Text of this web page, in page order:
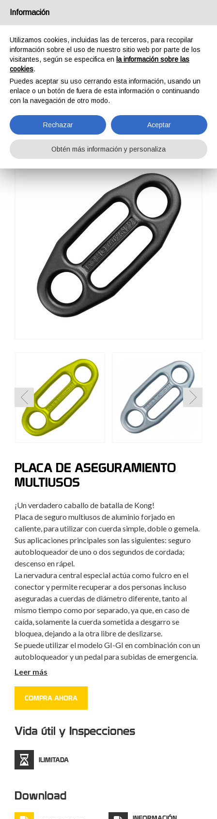
GI-GI
PLACA DE ASEGURAMIENTO
MULTIUSOS
¡Un verdadero caballo de batalla de Kong!
Placa de seguro multiusos de aluminio forjado en
caliente, para utilizar con cuerda simple, doble o gemela.
Sus aplicaciones principales son las siguientes: seguro
autobloqueador de uno o dos segundos de cordada;
descenso en rápel.
La nervadura central especial actúa como fulcro en el
conector y permite recuperar a dos personas incluso
aseguradas a cuerdas de diámetro diferente, tanto al
mismo tiempo como por separado, ya que, en caso de
caída, solamente la cuerda sometida a desgarro se
bloquea, dejando a la otra libre de deslizarse.
Se puede utilizar el modelo GI-GI en combinación con un
autobloqueador y un pedal para subidas de emergencia.
Disponible set compuesto por GI-GI + Oval screw +
Leer más
COMPRA AHORA
Vida útil y Inspecciones
ILIMITADA
Download
Información
Utilizamos cookies, incluidas las de terceros, para recopilar
información sobre el uso de nuestro sitio web por parte de los
visitantes, según se especifica en la información sobre las
cookies.
Puedes aceptar su uso cerrando esta información, usando un
enlace o un botón de fuera de esta información o continuando
con la navegación de otro modo.
Rechazar Aceptar
Obtén más información y personaliza